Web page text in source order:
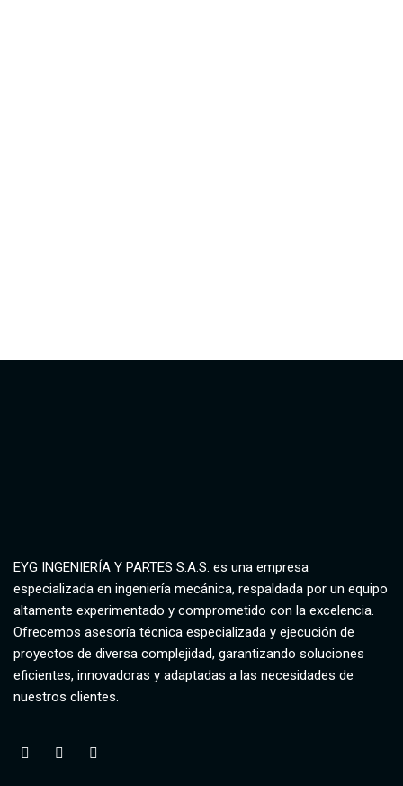
EYG INGENIERÍA Y PARTES S.A.S. es una empresa
especializada en ingeniería mecánica, respaldada por un equipo
altamente experimentado y comprometido con la excelencia.
Ofrecemos asesoría técnica especializada y ejecución de
proyectos de diversa complejidad, garantizando soluciones
eficientes, innovadoras y adaptadas a las necesidades de
nuestros clientes.